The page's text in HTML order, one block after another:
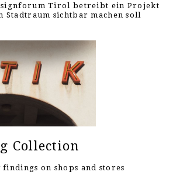
Tirol betreibt ein Projekt
Stadtraum sichtbar machen soll
Collection
on shops and stores